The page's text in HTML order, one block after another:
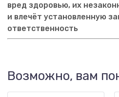
вред здоровью, их
и влечёт установленную
ответственность
Возможно, вам